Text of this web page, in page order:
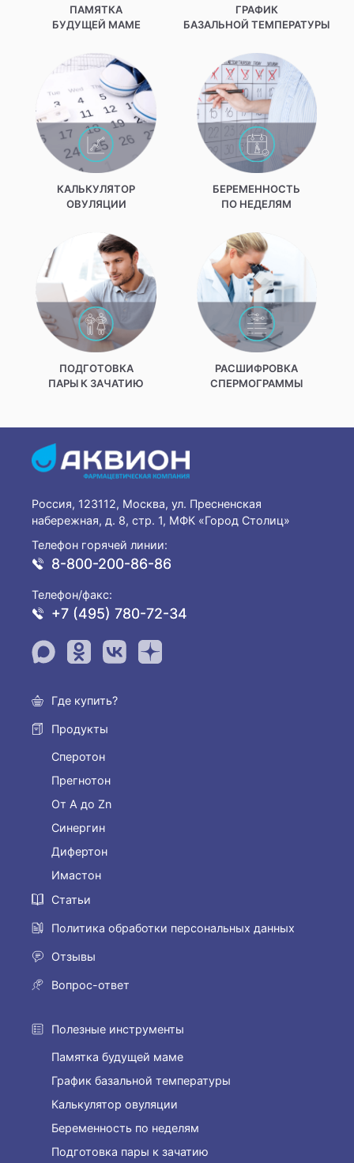
ПАМЯТКА
БУДУЩЕЙ МАМЕ
ГРАФИК
БАЗАЛЬНОЙ ТЕМПЕРАТУРЫ
КАЛЬКУЛЯТОР
ОВУЛЯЦИИ
БЕРЕМЕННОСТЬ
ПО НЕДЕЛЯМ
ПОДГОТОВКА
ПАРЫ К ЗАЧАТИЮ
РАСШИФРОВКА
СПЕРМОГРАММЫ
Россия, 123112, Москва, ул. Пресненская
набережная, д. 8, стр. 1, МФК «Город Столиц»
Телефон горячей линии:
8-800-200-86-86
Телефон/факс:
+7 (495) 780-72-34
Где купить?
Продукты
Сперотон
Прегнотон
От А до Zn
Синергин
Дифертон
Имастон
Статьи
Политика обработки персональных данных
Отзывы
Вопрос-ответ
Полезные инструменты
Памятка будущей маме
График базальной температуры
Калькулятор овуляции
Беременность по неделям
Подготовка пары к зачатию